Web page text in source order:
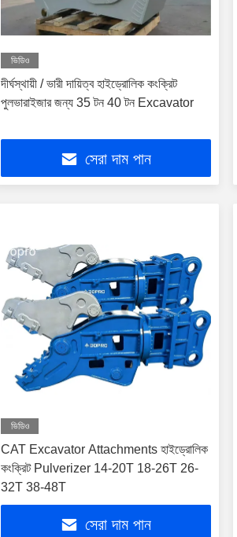
ভিডিও
দীর্ঘস্থায়ী / ভারী দায়িত্ব হাইড্রোলিক কংক্রিট
পুলভারাইজার জন্য 35 টন 40 টন Excavator
সেরা দাম পান
ভিডিও
CAT Excavator Attachments হাইড্রোলিক
কংক্রিট Pulverizer 14-20T 18-26T 26-
32T 38-48T
সেরা দাম পান